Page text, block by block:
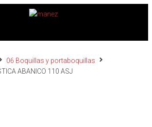
06 Boquillas y portaboquillas
ABANICO 110 ASJ